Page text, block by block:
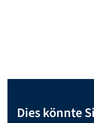
Dies könnte